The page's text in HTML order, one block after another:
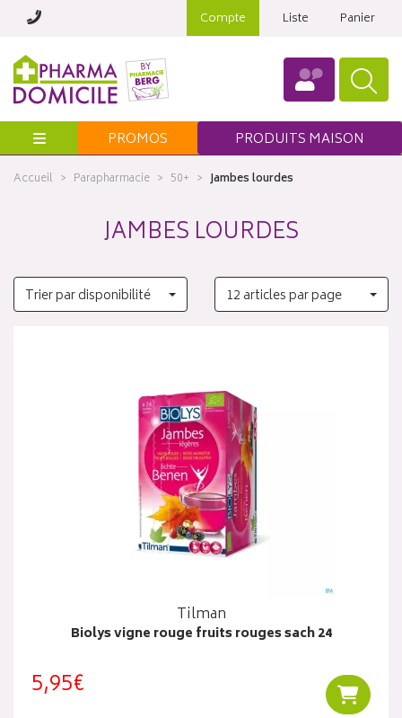
Compte Liste Panier
Menu PROMOS PRODUITS MAISON
Accueil Parapharmacie 50+ Jambes lourdes
JAMBES LOURDES
Trier par disponibilité 12 articles par page
Tilman
Biolys vigne rouge fruits rouges sach 24
5,95€